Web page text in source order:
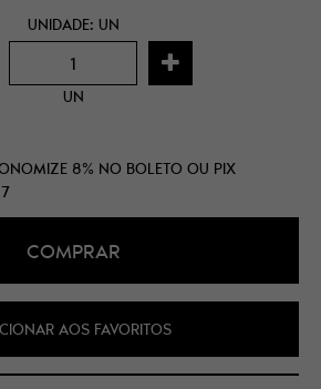
UNIDADE: UN
UN
8% NO BOLETO OU PIX
COMPRAR
AOS FAVORITOS